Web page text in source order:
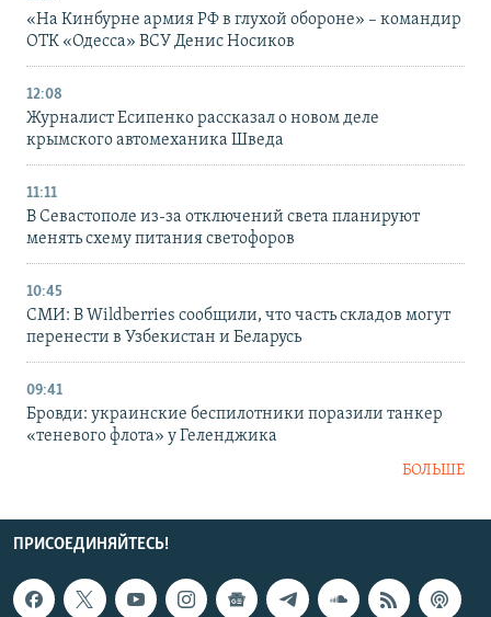
«На Кинбурне армия РФ в глухой обороне» – командир
ОТК «Одесса» ВСУ Денис Носиков
12:08
Журналист Есипенко рассказал о новом деле
крымского автомеханика Шведа
11:11
В Севастополе из-за отключений света планируют
менять схему питания светофоров
10:45
СМИ: В Wildberries сообщили, что часть складов могут
перенести в Узбекистан и Беларусь
09:41
Бровди: украинские беспилотники поразили танкер
«теневого флота» у Геленджика
БОЛЬШЕ
ПРИСОЕДИНЯЙТЕСЬ!